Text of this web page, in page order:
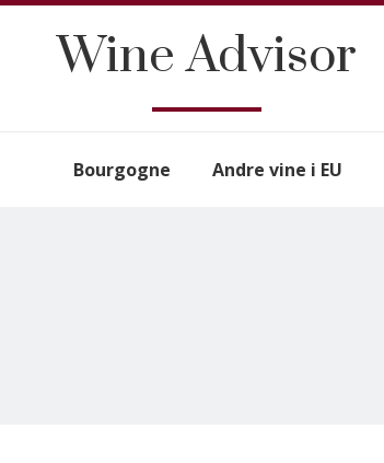
Wine Advisor
Bourgogne Andre vine i EU